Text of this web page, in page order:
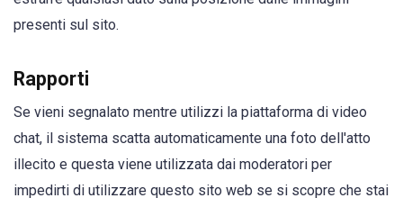
presenti sul sito.
Rapporti
Se vieni segnalato mentre utilizzi la piattaforma di video
chat, il sistema scatta automaticamente una foto dell'atto
illecito e questa viene utilizzata dai moderatori per
impedirti di utilizzare questo sito web se si scopre che stai